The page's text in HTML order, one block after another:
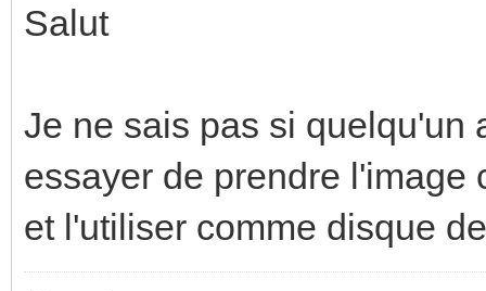
Salut
Je ne sais pas si quelqu'un
essayer de prendre l'image
et l'utiliser comme disque